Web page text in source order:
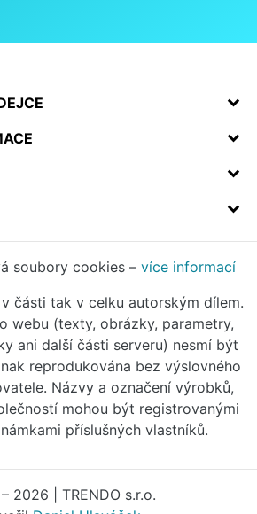
soubory cookies – více informací
části tak v celku autorským dílem.
webu (texty, obrázky, parametry,
ani další části serveru) nesmí být
reprodukována bez výslovného
Názvy a označení výrobků,
mohou být registrovanými
příslušných vlastníků.
2026 | TRENDO s.r.o.